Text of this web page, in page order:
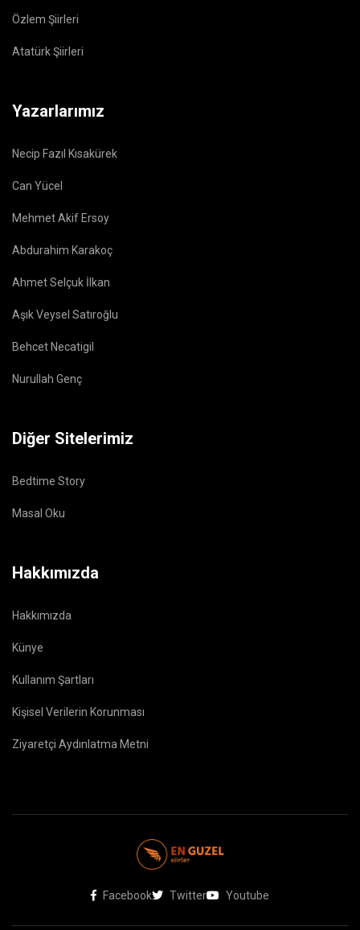
Özlem Şiirleri
Atatürk Şiirleri
Yazarlarımız
Necip Fazıl Kısakürek
Can Yücel
Mehmet Akif Ersoy
Abdurahim Karakoç
Ahmet Selçuk İlkan
Aşık Veysel Satıroğlu
Behcet Necatigil
Nurullah Genç
Diğer Sitelerimiz
Bedtime Story
Masal Oku
Hakkımızda
Hakkımızda
Künye
Kullanım Şartları
Kişisel Verilerin Korunması
Ziyaretçi Aydınlatma Metni
Facebook Twitter Youtube